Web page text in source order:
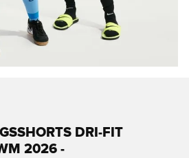
DRI-FIT
2026 -